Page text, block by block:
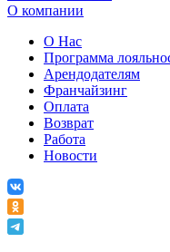
О компании
О Нас
Программа
Арендодателям
Франчайзинг
Оплата
Возврат
Работа
Новости